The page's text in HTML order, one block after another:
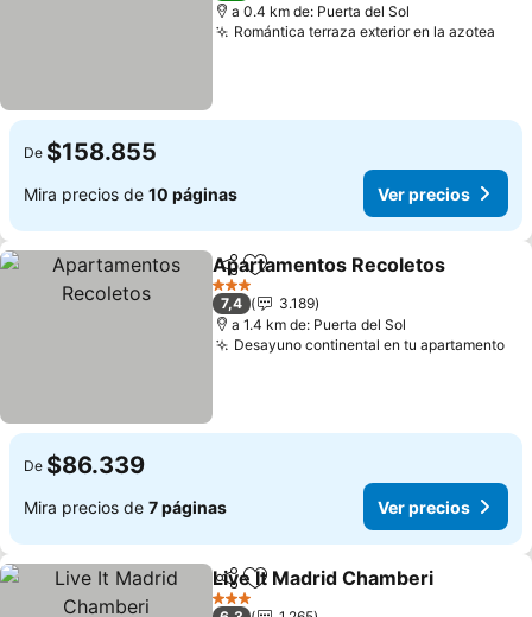
a 0.4 km de: Puerta del Sol
Romántica terraza exterior en la azotea
De $158.855
Mira precios de 10 páginas Ver precios
CompartirAgregar a favoritos
Apartamentos Recoletos
3 Estrellas
7,4
3.189
a 1.4 km de: Puerta del Sol
Desayuno continental en tu apartamento
De $86.339
Mira precios de 7 páginas Ver precios
CompartirAgregar a favoritos
Live It Madrid Chamberi
3 Estrellas